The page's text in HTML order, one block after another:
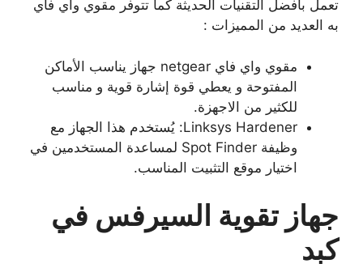
تعمل بافضل التقنيات الحديثة كما تتوفر مقوي واي فاي
به العديد من المميزات :
مقوي واي فاي netgear جهاز يناسب الأماكن
المفتوحة و يعطي قوة إشارة قوية و مناسب
للكثير من الاجهزة.
Linksys Hardener: يُستخدم هذا الجهاز مع
وظيفة Spot Finder لمساعدة المستخدمين في
اختيار موقع التثبيت المناسب.
جهاز تقوية السيرفس في
كبد